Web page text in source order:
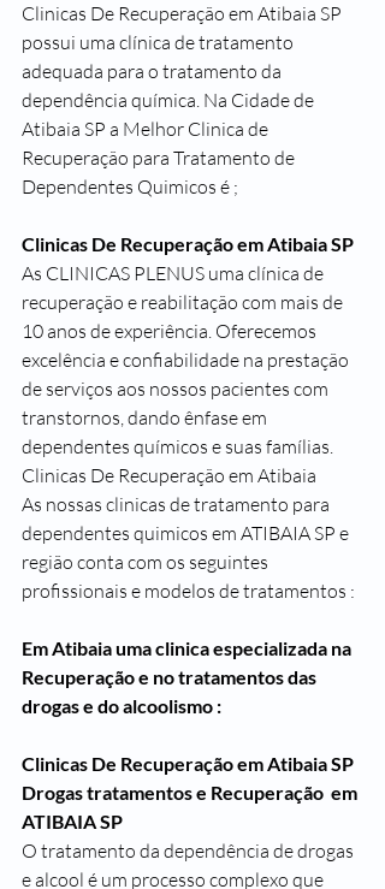
Clinicas De Recuperação em Atibaia SP
possui uma clínica de tratamento
adequada para o tratamento da
dependência química. Na Cidade de
Atibaia SP a Melhor Clinica de
Recuperação para Tratamento de
Dependentes Quimicos é ;
Clinicas De Recuperação em Atibaia SP
As CLINICAS PLENUS uma clínica de
recuperação e reabilitação com mais de
10 anos de experiência. Oferecemos
excelência e confiabilidade na prestação
de serviços aos nossos pacientes com
transtornos, dando ênfase em
dependentes químicos e suas famílias.
Clinicas De Recuperação em Atibaia
As nossas clinicas de tratamento para
dependentes quimicos em ATIBAIA SP e
região conta com os seguintes
profissionais e modelos de tratamentos :
Em Atibaia uma clinica especializada na
Recuperação e no tratamentos das
drogas e do alcoolismo :
Clinicas De Recuperação em Atibaia SP
Drogas tratamentos e Recuperação  em
ATIBAIA SP
O tratamento da dependência de drogas
e alcool é um processo complexo que